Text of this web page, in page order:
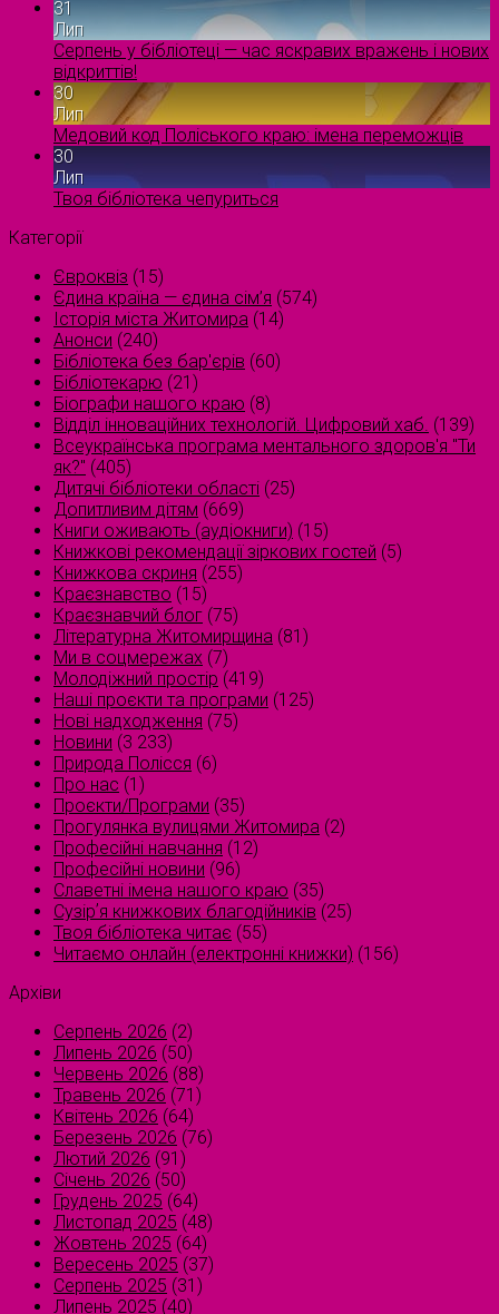
31
Лип
Серпень у бібліотеці — час яскравих вражень і нових
відкриттів!
30
Лип
Медовий код Поліського краю: імена переможців
30
Лип
Твоя бібліотека чепуриться
Категорії
Євроквіз (15)
Єдина країна — єдина сім’я (574)
Історія міста Житомира (14)
Анонси (240)
Бібліотека без бар'єрів (60)
Бібліотекарю (21)
Біографи нашого краю (8)
Відділ інноваційних технологій. Цифровий хаб. (139)
Всеукраїнська програма ментального здоров'я "Ти
як?" (405)
Дитячі бібліотеки області (25)
Допитливим дітям (669)
Книги оживають (аудіокниги) (15)
Книжкові рекомендації зіркових гостей (5)
Книжкова скриня (255)
Краєзнавство (15)
Краєзнавчий блог (75)
Літературна Житомирщина (81)
Ми в соцмережах (7)
Молодіжний простір (419)
Наші проєкти та програми (125)
Нові надходження (75)
Новини (3 233)
Природа Полісся (6)
Про нас (1)
Проєкти/Програми (35)
Прогулянка вулицями Житомира (2)
Професійні навчання (12)
Професійні новини (96)
Славетні імена нашого краю (35)
Сузірʼя книжкових благодійників (25)
Твоя бібліотека читає (55)
Читаємо онлайн (електронні книжки) (156)
Архіви
Серпень 2026 (2)
Липень 2026 (50)
Червень 2026 (88)
Травень 2026 (71)
Квітень 2026 (64)
Березень 2026 (76)
Лютий 2026 (91)
Січень 2026 (50)
Грудень 2025 (64)
Листопад 2025 (48)
Жовтень 2025 (64)
Вересень 2025 (37)
Серпень 2025 (31)
Липень 2025 (40)